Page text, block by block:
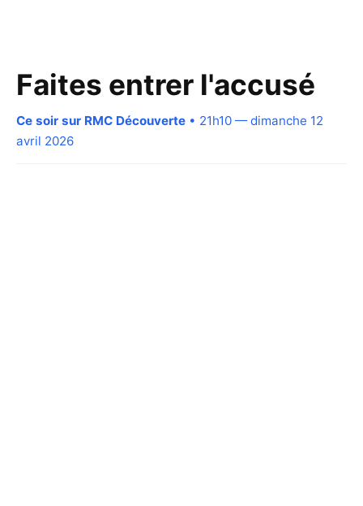
Faites entrer l'accusé
Ce soir sur RMC Découverte • 21h10 — dimanche 12
avril 2026